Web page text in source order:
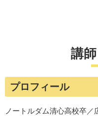
講
プロフィール
ノートルダム清心高校卒